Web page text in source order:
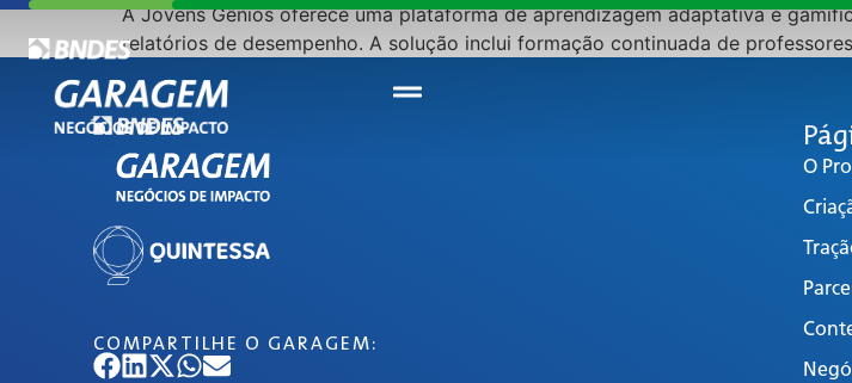
A Jovens Gênios oferece uma plataforma de aprendizagem adaptativa e
relatórios de desempenho. A solução inclui formação continuada de
COMPARTILHE O GARAGEM:
O